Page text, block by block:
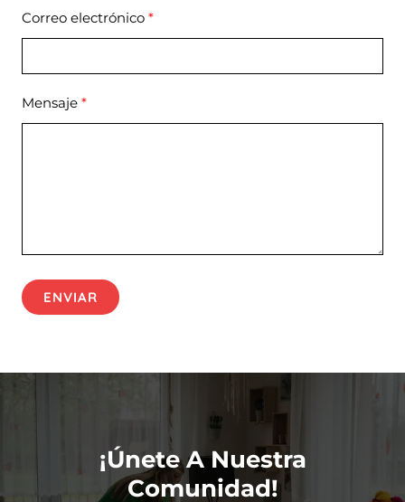
Correo electrónico
Mensaje
ENVIAR
¡Únete A Nuestra
Comunidad!